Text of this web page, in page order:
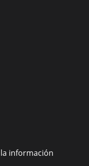
información